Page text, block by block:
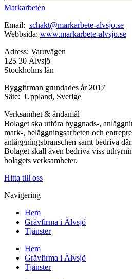
Markarbeten
Email: schakt@markarbete-alvsjo.se
Webbsida: www.markarbete-alvsjo.se
Adress: Varuvägen
125 30 Älvsjö
Stockholms län
Byggfirman grundades år 2017
Säte: Uppland, Sverige
Verksamhet & ändamål
Bolaget ska utföra byggnads-,
mark-, beläggningsarbeten och
anläggningsbranschen samt bedriva
Bolaget skall även bedriva viss
bolagets verksamheter.
Hitta till oss
Navigering
Hem
Grävfirma i Älvsjö
Tjänster
Hem
Grävfirma i Älvsjö
Tjänster